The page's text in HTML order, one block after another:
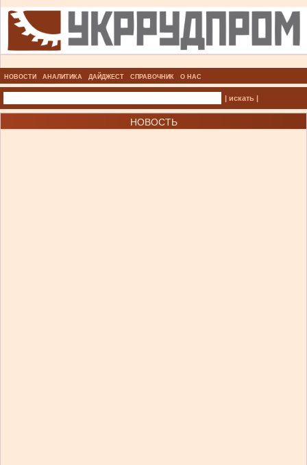
НОВОСТИ АНАЛИТИКА ДАЙДЖЕСТ СПРАВОЧНИК О НАС
| искать |
НОВОСТЬ